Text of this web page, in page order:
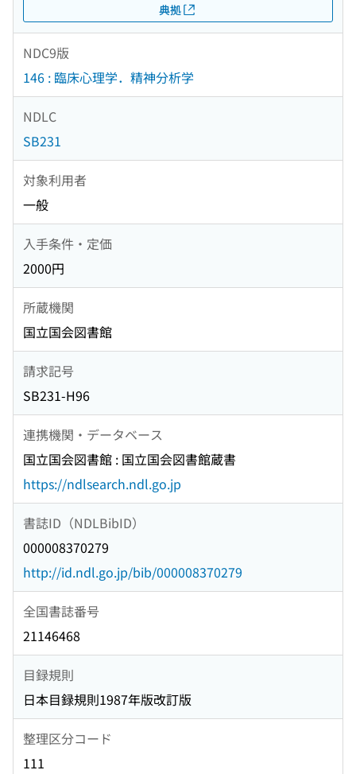
典拠
NDC9版
146 : 臨床心理学．精神分析学
NDLC
SB231
対象利用者
一般
入手条件・定価
2000円
所蔵機関
国立国会図書館
請求記号
SB231-H96
連携機関・データベース
国立国会図書館 : 国立国会図書館蔵書
https://ndlsearch.ndl.go.jp
書誌ID（NDLBibID）
000008370279
http://id.ndl.go.jp/bib/000008370279
全国書誌番号
21146468
目録規則
日本目録規則1987年版改訂版
整理区分コード
111